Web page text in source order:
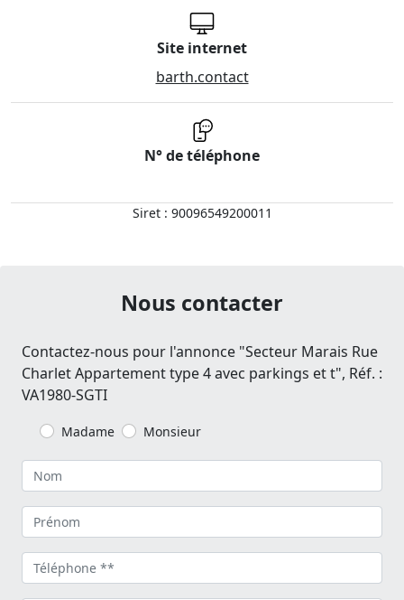
Site internet
barth.contact
N° de téléphone
Siret : 90096549200011
Nous contacter
Contactez-nous pour l'annonce "Secteur Marais Rue
Charlet Appartement type 4 avec parkings et t", Réf. :
VA1980-SGTI
Madame Monsieur